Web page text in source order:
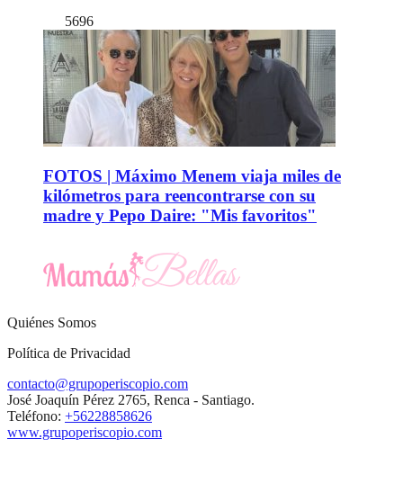
5696
FOTOS | Máximo Menem viaja miles de
kilómetros para reencontrarse con su
madre y Pepo Daire: "Mis favoritos"
Quiénes Somos
Política de Privacidad
contacto@grupoperiscopio.com
José Joaquín Pérez 2765, Renca - Santiago.
Teléfono: +56228858626
www.grupoperiscopio.com